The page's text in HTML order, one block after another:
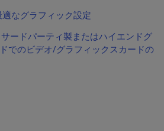
なグラフィック設定
サードパーティ製またはハイエンドグ
でのビデオ/グラフィックスカードの